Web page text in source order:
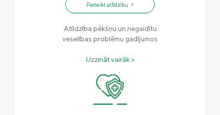
Pieteikt atlīdzību
Atlīdzība pēkšņu un negaidītu
veselības problēmu gadījumos
Uzzināt vairāk >